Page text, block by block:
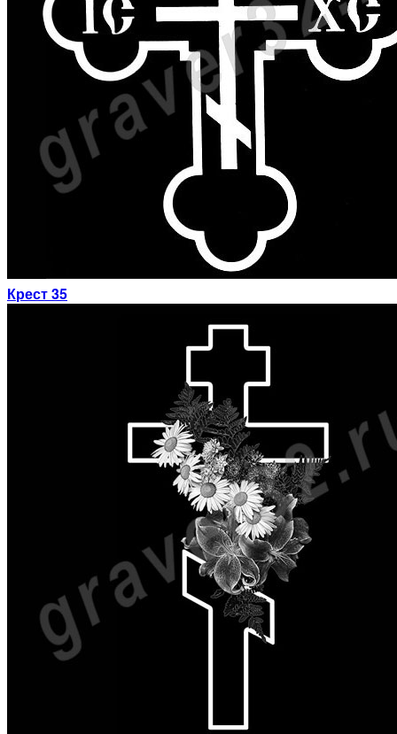
Крест 35